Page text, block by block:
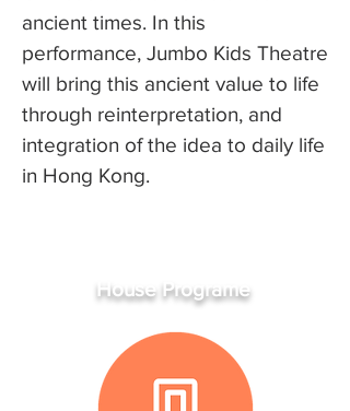
ancient times. In this
performance, Jumbo Kids Theatre
will bring this ancient value to life
through reinterpretation, and
integration of the idea to daily life
in Hong Kong.
House Programe